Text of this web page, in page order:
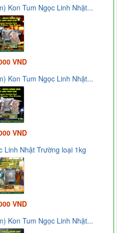
Kon Tum Ngọc Linh Nhật...
VND
Kon Tum Ngọc Linh Nhật...
VND
Linh Nhật Trường loại 1kg
VND
Kon Tum Ngọc Linh Nhật...